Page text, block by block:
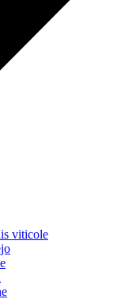
viticole